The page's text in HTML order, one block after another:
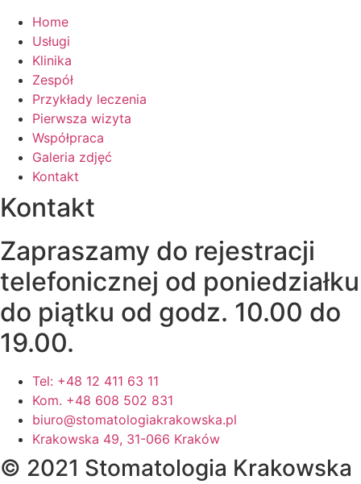
Home
Usługi
Klinika
Zespół
Przykłady leczenia
Pierwsza wizyta
Współpraca
Galeria zdjęć
Kontakt
Kontakt
Zapraszamy do rejestracji
telefonicznej od poniedziałku
do piątku od godz. 10.00 do
19.00.
Tel: +48 12 411 63 11
Kom. +48 608 502 831
biuro@stomatologiakrakowska.pl
Krakowska 49, 31-066 Kraków
© 2021 Stomatologia Krakowska